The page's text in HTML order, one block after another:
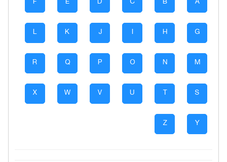
G
H
I
J
K
L
M
N
O
P
Q
R
S
T
U
V
W
X
Y
Z